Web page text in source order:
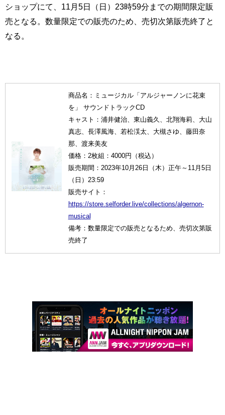
ショップにて、11月5日（日）23時59分までの期間限定販
売となる。数量限定での販売のため、売切次第販売終了と
なる。
商品名：ミュージカル「アルジャーノンに花束
を」 サウンドトラックCD
キャスト：浦井健治、東山義久、北翔海莉、大山
真志、長澤風海、若松渓太、大槻さゆ、藤田奈
那、渡来美友
価格：2枚組：4000円（税込）
販売期間：2023年10月26日（木）正午～11月5日
（日）23:59
販売サイト：
https://store.selforder.live/collections/algernon-
musical
備考：数量限定での販売となるため、売切次第販
売終了